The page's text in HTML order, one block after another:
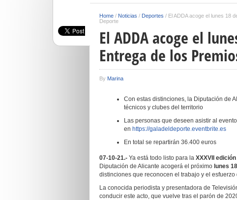
Home / Noticias / Deportes / El ADDA acoge el lunes 18
Deporte
El ADDA acoge el
Entrega de los
By Marina
Con estas distinciones, la Diputación de
técnicos y clubes del territorio
Las personas que deseen asistir al
en https://galadeldeporte.eventbrite.es
En total se repartirán 36.400 euros
07-10-21.- Ya está todo listo para la XXXVII
Diputación de Alicante acogerá el próximo lunes
distinciones que reconocen el trabajo y el
La conocida periodista y presentadora de
conducir este acto, que vuelve tras el parón de